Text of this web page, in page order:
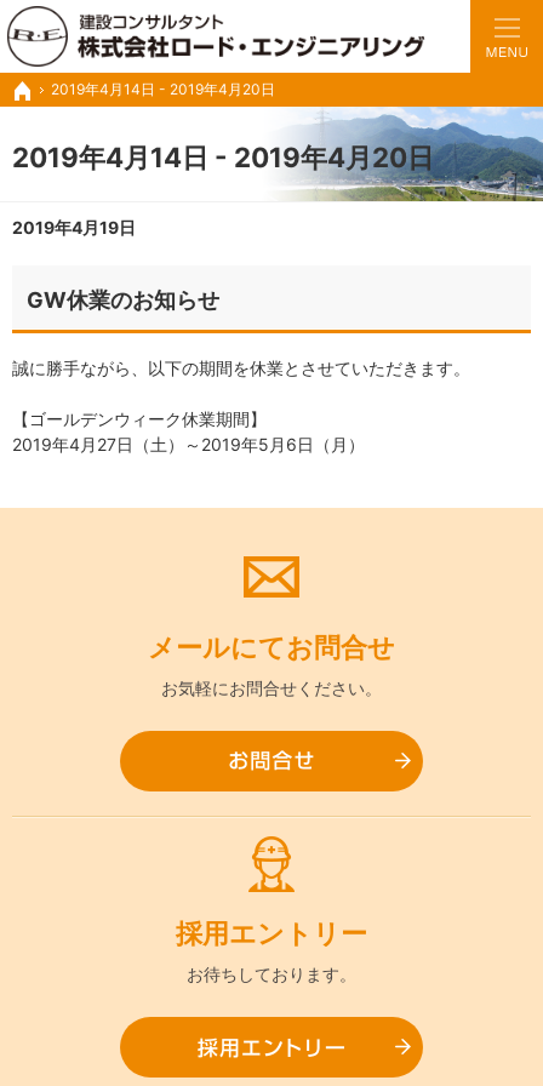
ホーム
2019年4月14日 - 2019年4月20日
2019年4月14日 - 2019年4月20日
豊富な実績と経験で、さまざまな業務に対応いたします。
トンネルの設計・施工管理・調査診断など建設コンサル ロードエンジニアリング
2019年4月19日
GW休業のお知らせ
誠に勝手ながら、以下の期間を休業とさせていただきます。
【ゴールデンウィーク休業期間】
2019年4月27日（土）～2019年5月6日（月）
メールにてお問合せ
お気軽にお問合せください。
採用エントリー
お待ちしております。